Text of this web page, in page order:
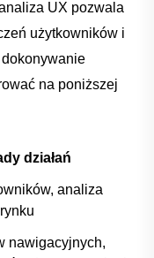
UX pozwala
użytkowników i
na ‍poniższej
działań
analiza
‍nawigacyjnych,